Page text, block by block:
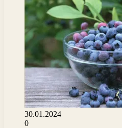
30.01.2024
0